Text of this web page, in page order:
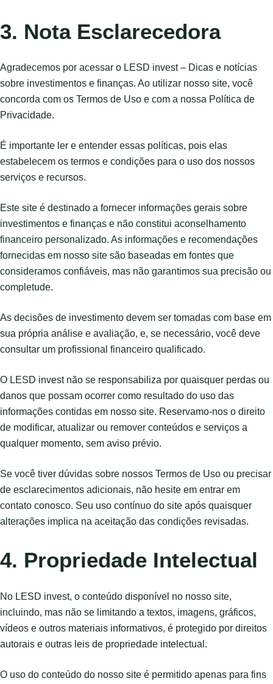
3. Nota Esclarecedora
Agradecemos por acessar o LESD invest – Dicas e notícias
sobre investimentos e finanças. Ao utilizar nosso site, você
concorda com os Termos de Uso e com a nossa Política de
Privacidade.
É importante ler e entender essas políticas, pois elas
estabelecem os termos e condições para o uso dos nossos
serviços e recursos.
Este site é destinado a fornecer informações gerais sobre
investimentos e finanças e não constitui aconselhamento
financeiro personalizado. As informações e recomendações
fornecidas em nosso site são baseadas em fontes que
consideramos confiáveis, mas não garantimos sua precisão ou
completude.
As decisões de investimento devem ser tomadas com base em
sua própria análise e avaliação, e, se necessário, você deve
consultar um profissional financeiro qualificado.
O LESD invest não se responsabiliza por quaisquer perdas ou
danos que possam ocorrer como resultado do uso das
informações contidas em nosso site. Reservamo-nos o direito
de modificar, atualizar ou remover conteúdos e serviços a
qualquer momento, sem aviso prévio.
Se você tiver dúvidas sobre nossos Termos de Uso ou precisar
de esclarecimentos adicionais, não hesite em entrar em
contato conosco. Seu uso contínuo do site após quaisquer
alterações implica na aceitação das condições revisadas.
4. Propriedade Intelectual
No LESD invest, o conteúdo disponível no nosso site,
incluindo, mas não se limitando a textos, imagens, gráficos,
vídeos e outros materiais informativos, é protegido por direitos
autorais e outras leis de propriedade intelectual.
O uso do conteúdo do nosso site é permitido apenas para fins